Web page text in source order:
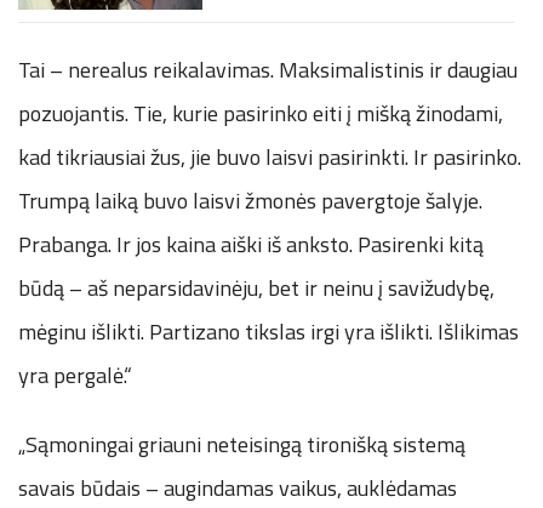
Tai – nerealus reikalavimas. Maksimalistinis ir daugiau
pozuojantis. Tie, kurie pasirinko eiti į mišką žinodami,
kad tikriausiai žus, jie buvo laisvi pasirinkti. Ir pasirinko.
Trumpą laiką buvo laisvi žmonės pavergtoje šalyje.
Prabanga. Ir jos kaina aiški iš anksto. Pasirenki kitą
būdą – aš neparsidavinėju, bet ir neinu į savižudybę,
mėginu išlikti. Partizano tikslas irgi yra išlikti. Išlikimas
yra pergalė.“
„Sąmoningai griauni neteisingą tironišką sistemą
savais būdais – augindamas vaikus, auklėdamas